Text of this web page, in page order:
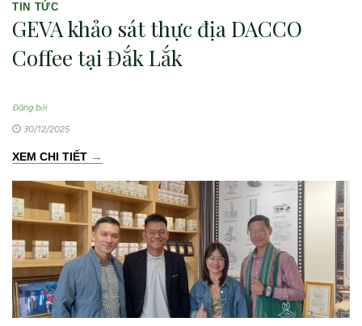
TIN TỨC
GEVA khảo sát thực địa DACCO
Coffee tại Đắk Lắk
Đăng bởi
30/12/2025
XEM CHI TIẾT →